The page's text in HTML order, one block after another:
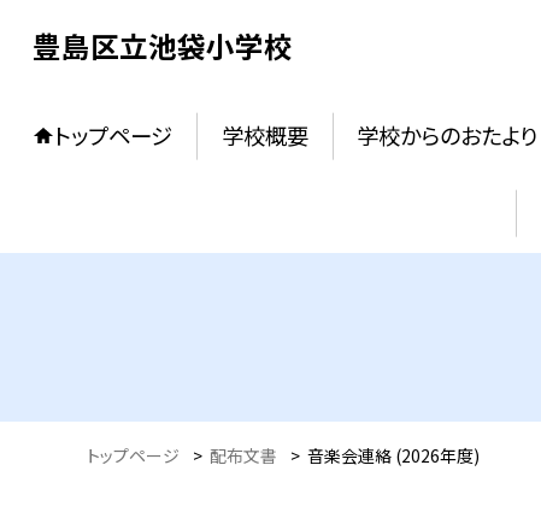
豊島区立池袋小学校
トップページ 学校概要 学校からのおたより
トップページ > 配布文書 > 音楽会連絡 (2026年度)